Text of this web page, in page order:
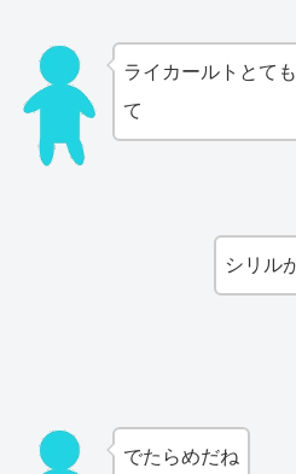
ライカールトとて
て
シリル
でたらめだね